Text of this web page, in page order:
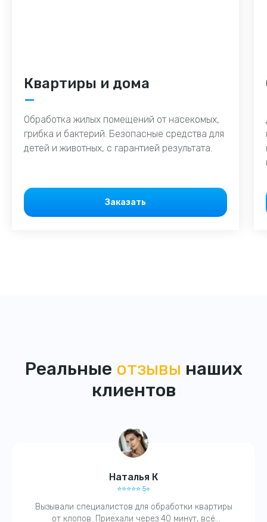
Квартиры и дома
—
Обработка жилых помещений от насекомых,
грибка и бактерий. Безопасные средства для
детей и животных, с гарантией результата.
Заказать
Реальные отзывы наших
клиентов
Наталья К
⭐️⭐️⭐️⭐️⭐️ 5+
Вызывали специалистов для обработки квартиры
от клопов. Приехали через 40 минут, всё
Получите